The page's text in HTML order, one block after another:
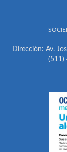
Dirección: Av.
(511)